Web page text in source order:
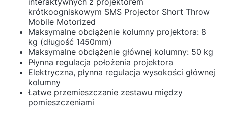
krótkoogniskowym SMS Projector Short Throw
Mobile Motorized
Maksymalne obciążenie kolumny projektora: 8
kg (długość 1450mm)
Maksymalne obciążenie głównej kolumny: 50 kg
Płynna regulacja położenia projektora
Elektryczna, płynna regulacja wysokości głównej
kolumny
Łatwe przemieszczanie zestawu między
pomieszczeniami